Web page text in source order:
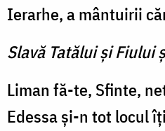
Ierarhe, a mântuirii
Slavă Tatălui şi Fiului
Liman fă-te, Sfinte,
Edessa și-n tot locul